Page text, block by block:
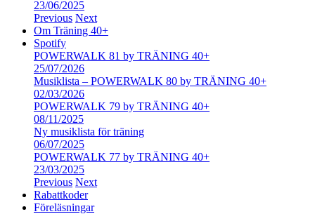
23/06/2025
Previous Next
Om Träning 40+
Spotify
POWERWALK 81 by TRÄNING 40+
25/07/2026
Musiklista – POWERWALK 80 by TRÄNING 40+
02/03/2026
POWERWALK 79 by TRÄNING 40+
08/11/2025
Ny musiklista för träning
06/07/2025
POWERWALK 77 by TRÄNING 40+
23/03/2025
Previous Next
Rabattkoder
Föreläsningar